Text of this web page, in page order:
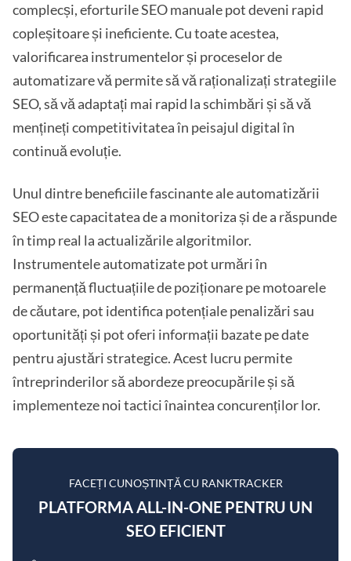
complecși, eforturile SEO manuale pot deveni rapid
copleșitoare și ineficiente. Cu toate acestea,
valorificarea instrumentelor și proceselor de
automatizare vă permite să vă raționalizați strategiile
SEO, să vă adaptați mai rapid la schimbări și să vă
mențineți competitivitatea în peisajul digital în
continuă evoluție.
Unul dintre beneficiile fascinante ale automatizării
SEO este capacitatea de a monitoriza și de a răspunde
în timp real la actualizările algoritmilor.
Instrumentele automatizate pot urmări în
permanență fluctuațiile de poziționare pe motoarele
de căutare, pot identifica potențiale penalizări sau
oportunități și pot oferi informații bazate pe date
pentru ajustări strategice. Acest lucru permite
întreprinderilor să abordeze preocupările și să
implementeze noi tactici înaintea concurenților lor.
FACEȚI CUNOȘTINȚĂ CU RANKTRACKER
PLATFORMA ALL-IN-ONE PENTRU UN
SEO EFICIENT